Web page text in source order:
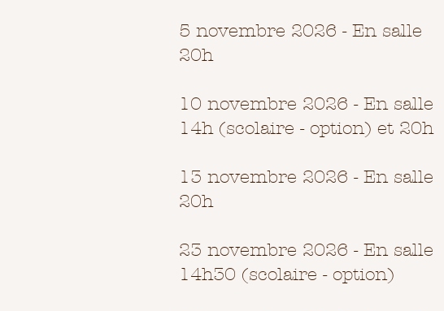
5 novembre 2026 - En salle
20h
10 novembre 2026 - En salle
14h (scolaire - option) et 20h
13 novembre 2026 - En salle
20h
23 novembre 2026 - En salle
14h30 (scolaire - option)